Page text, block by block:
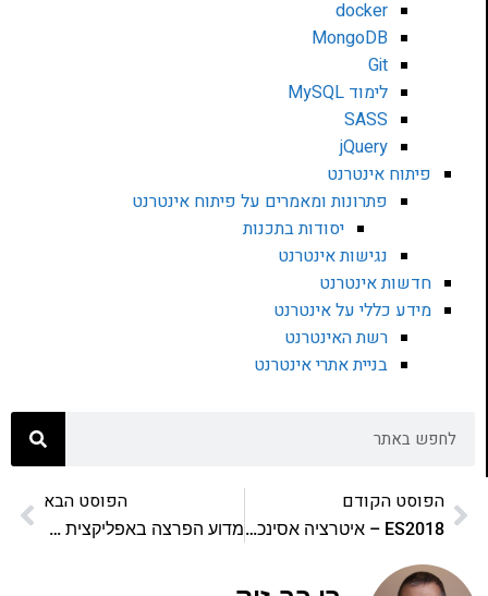
docker
MongoDB
Git
לימוד MySQL
SASS
jQuery
פיתוח אינטרנט
פתרונות ומאמרים על פיתוח אינטרנט
יסודות בתכנות
נגישות אינטרנט
חדשות אינטרנט
מידע כללי על אינטרנט
רשת האינטרנט
בניית אתרי אינטרנט
הפוסט הקודם
ES2018 – איטרציה אסינכרונית
הפוסט הבא
מדוע הפרצה באפליקצית רמיני היא כל כך מזעזעת